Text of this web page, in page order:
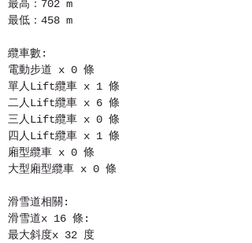
最高：702 m
最低：458 m
纜車數:
電動步道 x 0 條
單人Lift纜車 x 1 條
二人Lift纜車 x 6 條
三人Lift纜車 x 0 條
四人Lift纜車 x 1 條
廂型纜車 x 0 條
大型廂型纜車 x 0 條
滑雪道相關:
滑雪道x 16 條:
最大斜度x 32 度